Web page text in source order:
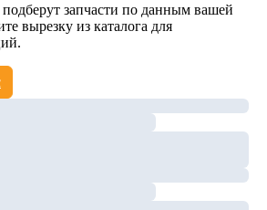
запчасти по данным вашей
вырезку из каталога для